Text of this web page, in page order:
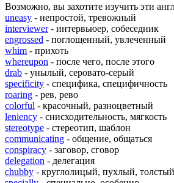
Возможно, вы захотите изучить эти
uneasy - непростой, тревожный
interviewer- интервьюер, собеседник
engrossed - поглощенный, увлеченный
whim - прихоть
whereupon - после чего, после этого
drab - унылый, серовато-серый
specificity - специфика, специфичность
roaring - рев, рево
colorful - красочный, разноцветный
leniency - снисходительность, мягкость
stereotype - стереотип, шаблон
communicating - общение, общаться
conspiracy - заговор, сговор
delegation - делегация
chubby - круглолицый, пухлый, толстый